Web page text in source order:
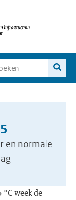
en normale
week de